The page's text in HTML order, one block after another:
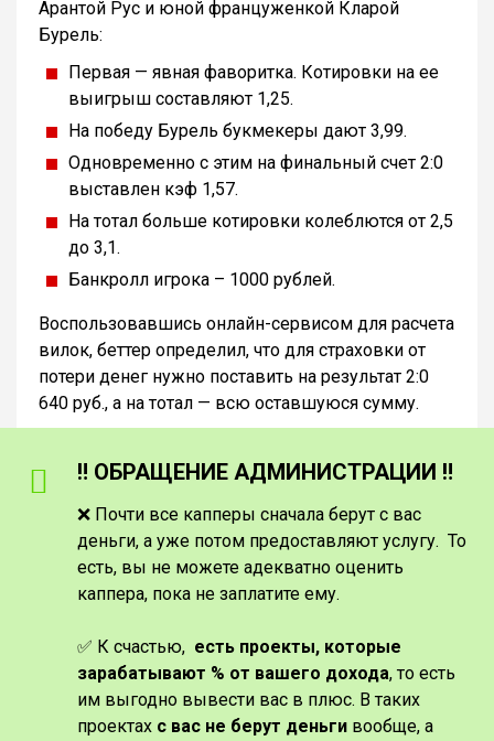
Арантой Рус и юной француженкой Кларой
Бурель:
Первая — явная фаворитка. Котировки на ее
выигрыш составляют 1,25.
На победу Бурель букмекеры дают 3,99.
Одновременно с этим на финальный счет 2:0
выставлен кэф 1,57.
На тотал больше котировки колеблются от 2,5
до 3,1.
Банкролл игрока – 1000 рублей.
Воспользовавшись онлайн-сервисом для расчета
вилок, беттер определил, что для страховки от
потери денег нужно поставить на результат 2:0
640 руб., а на тотал — всю оставшуюся сумму.
‼️ ОБРАЩЕНИЕ АДМИНИСТРАЦИИ ‼️
❌ Почти все капперы сначала берут с вас
деньги, а уже потом предоставляют услугу. То
есть, вы не можете адекватно оценить
каппера, пока не заплатите ему.
✅ К счастью, есть проекты, которые
зарабатывают % от вашего дохода, то есть
им выгодно вывести вас в плюс. В таких
проектах с вас не берут деньги вообще, а